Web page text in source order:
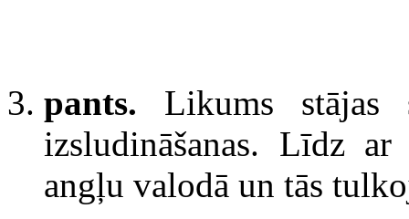
pants. Likums stājas
izsludināšanas. Līdz
angļu valodā un tās